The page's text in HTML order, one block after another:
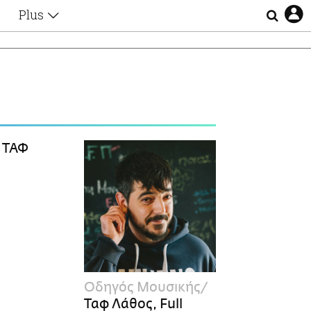
Plus
Οι Αθηναίοι
ΤΑΦ
Οδηγός Μουσικής
Ταφ Λάθος, Full